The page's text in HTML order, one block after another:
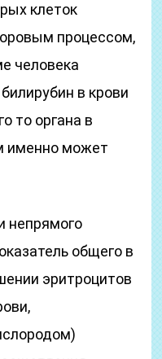
клеток
процессом,
человека
в крови
то органа в
именно может
непрямого
общего в
эритроцитов